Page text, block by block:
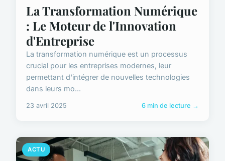
La Transformation Numérique
: Le Moteur de l'Innovation
d'Entreprise
La transformation numérique est un processus
crucial pour les entreprises modernes, leur
permettant d'intégrer de nouvelles technologies
dans leurs mo...
23 avril 2025 6 min de lecture →
ACTU